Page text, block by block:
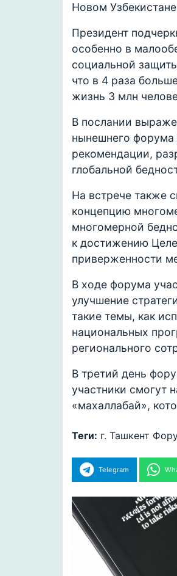
Новом
Президент
особенно в
социальной
что в 4 раза
жизнь 3 млн
В послании
нынешнего форума
рекомендации,
глобальной
На встрече также
концепцию
многомерной
к достижению
приверженности
В ходе форума
улучшение
такие темы, как
национальных
регионального
В третий день
участники смогут
«махаллабай»,
Теги: г. Ташкент
Telegram